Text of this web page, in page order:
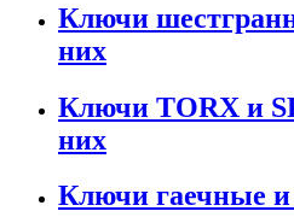
Ключи
них
Ключи TORX и
них
Ключи гаечные